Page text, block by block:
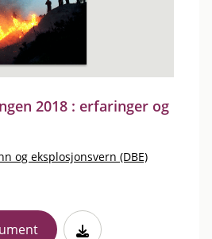
2018 : erfaringer og
og eksplosjonsvern (DBE)